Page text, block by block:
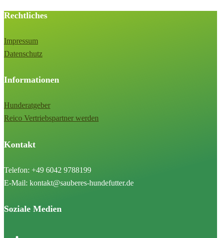
Rechtliches
Impressum
Datenschutz
Informationen
Hunderatgeber
Reico Vertriebspartner werden
Kontakt
Telefon: +49 6042 9788199
E-Mail: kontakt@sauberes-hundefutter.de
Soziale Medien